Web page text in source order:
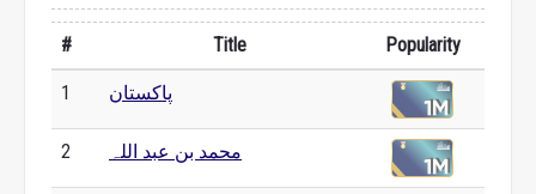
# Title Popularity
1 پاکستان
2 محمد بن عبد اللہ